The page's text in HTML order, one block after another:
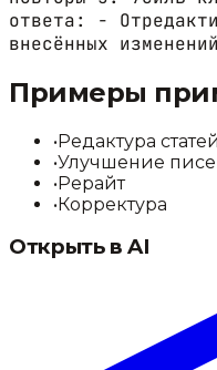
ответа: -
внесённых
Примеры
•Редактура статей
•Улучшение
•Рерайт
•Корректура
Открыть в AI